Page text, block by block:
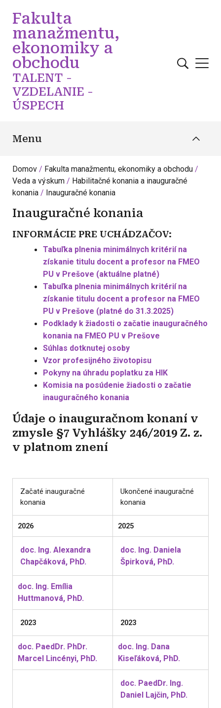
Fakulta
manažmentu,
ekonomiky a
obchodu
TALENT -
VZDELANIE -
ÚSPECH
Menu
Domov
Fakulta manažmentu, ekonomiky a obchodu
Veda a výskum
Habilitačné konania a inauguračné
konania
Inauguračné konania
Inauguračné konania
INFORMÁCIE PRE UCHÁDZAČOV:
Tabuľka plnenia minimálnych kritérií na
získanie titulu docent a profesor na FMEO
PU v Prešove (aktuálne platné)
Tabuľka plnenia minimálnych kritérií na
získanie titulu docent a profesor na FMEO
PU v Prešove (platné do 31.3.2025)
Podklady k žiadosti o začatie inauguračného
konania na FMEO PU v Prešove
Súhlas dotknutej osoby
Vzor profesijného životopisu
Pokyny na úhradu poplatku za HIK
Komisia na posúdenie žiadosti o začatie
inauguračného konania
Údaje o inauguračnom konaní v
zmysle §7 Vyhlášky 246/2019 Z. z.
v platnom znení
Začaté inauguračné
konania
Ukončené inauguračné
konania
2026 2025
doc. Ing. Alexandra
Chapčáková, PhD.
doc. Ing. Daniela
Špirková, PhD.
doc. Ing. Emília
Huttmanová, PhD.
2023 2023
doc. PaedDr. PhDr.
Marcel Lincényi, PhD.
doc. Ing. Dana
Kiseľáková, PhD.
doc. PaedDr. Ing.
Daniel Lajčin, PhD.